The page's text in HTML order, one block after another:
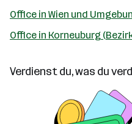
Office in Wien und
Office in Korneuburg
Verdienst du, was du